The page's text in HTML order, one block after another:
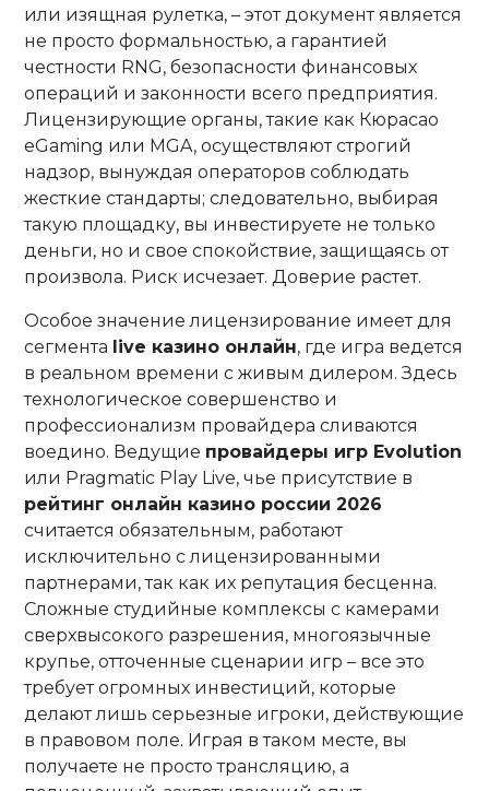
или изящная рулетка, – этот документ является
не просто формальностью, а гарантией
честности RNG, безопасности финансовых
операций и законности всего предприятия.
Лицензирующие органы, такие как Кюрасао
eGaming или MGA, осуществляют строгий
надзор, вынуждая операторов соблюдать
жесткие стандарты; следовательно, выбирая
такую площадку, вы инвестируете не только
деньги, но и свое спокойствие, защищаясь от
произвола. Риск исчезает. Доверие растет.
Особое значение лицензирование имеет для
сегмента live казино онлайн, где игра ведется
в реальном времени с живым дилером. Здесь
технологическое совершенство и
профессионализм провайдера сливаются
воедино. Ведущие провайдеры игр Evolution
или Pragmatic Play Live, чье присутствие в
рейтинг онлайн казино россии 2026
считается обязательным, работают
исключительно с лицензированными
партнерами, так как их репутация бесценна.
Сложные студийные комплексы с камерами
сверхвысокого разрешения, многоязычные
крупье, отточенные сценарии игр – все это
требует огромных инвестиций, которые
делают лишь серьезные игроки, действующие
в правовом поле. Играя в таком месте, вы
получаете не просто трансляцию, а